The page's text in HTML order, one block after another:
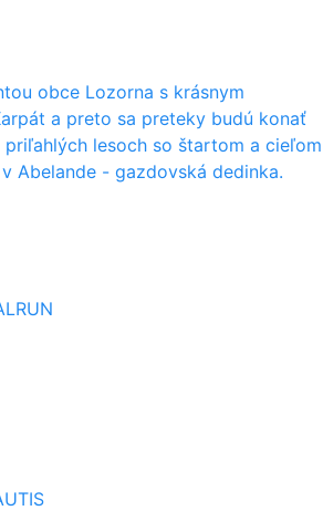
obce Lozorna s krásnym
a preto sa preteky budú konať
lesoch so štartom a cieľom
Abelande - gazdovská dedinka.